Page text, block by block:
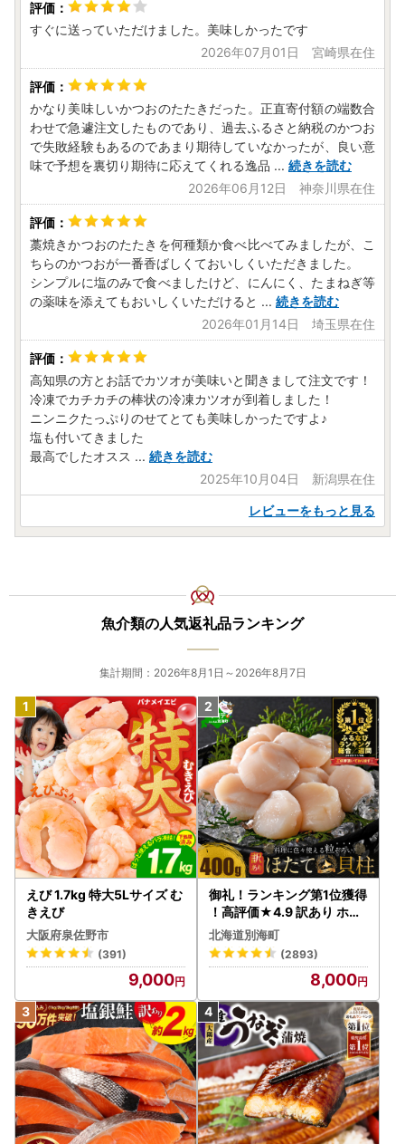
すぐに送っていただけました。美味しかったです
2026年07月01日 宮崎県在住
かなり美味しいかつおのたたきだった。正直寄付額の端数合
わせで急遽注文したものであり、過去ふるさと納税のかつお
で失敗経験もあるのであまり期待していなかったが、良い意
味で予想を裏切り期待に応えてくれる逸品 ... 続きを読む
2026年06月12日 神奈川県在住
藁焼きかつおのたたきを何種類か食べ比べてみましたが、こ
ちらのかつおが一番香ばしくておいしくいただきました。
シンプルに塩のみで食べましたけど、にんにく、たまねぎ等
の薬味を添えてもおいしくいただけると ... 続きを読む
2026年01月14日 埼玉県在住
高知県の方とお話でカツオが美味いと聞きまして注文です！
冷凍でカチカチの棒状の冷凍カツオが到着しました！
ニンニクたっぷりのせてとても美味しかったですよ♪
塩も付いてきました
最高でしたオスス ... 続きを読む
2025年10月04日 新潟県在住
レビューをもっと見る
魚介類の人気返礼品ランキング
集計期間：2026年8月1日～2026年8月7日
えび 1.7kg 特大5Lサイズ む
きえび
大阪府泉佐野市
(391)
9,000
御礼！ランキング第1位獲得
！高評価★4.9 訳あり ホタ
テ 400g（ほたて 帆立 貝柱
冷凍 ）
北海道別海町
(2893)
8,000